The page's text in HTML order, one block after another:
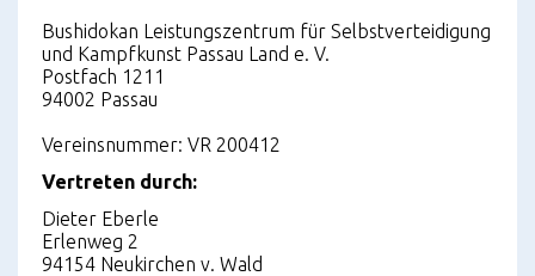
Bushidokan Leistungszentrum für Selbstverteidigung
und Kampfkunst Passau Land e. V.
Postfach 1211
94002 Passau
Vereinsnummer: VR 200412
Vertreten durch:
Dieter Eberle
Erlenweg 2
94154 Neukirchen v. Wald